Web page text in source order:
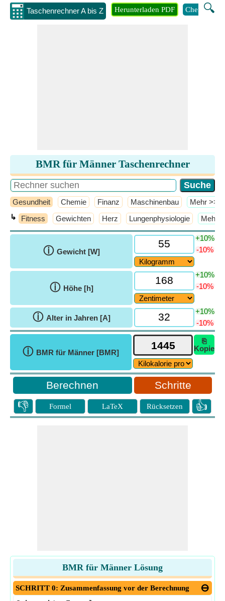
Taschenrechner A bis Z 🔍
Herunterladen PDF Chemie
BMR für Männer Taschenrechner
Gesundheit Chemie Finanz Maschinenbau ​Mehr >>
↳ Fitness Gewichten Herz Lungenphysiologie ​Mehr
ⓘ Gewicht [W]
+10%
-10%
ⓘ Höhe [h]
+10%
-10%
ⓘ Alter in Jahren [A]
+10%
-10%
ⓘ BMR für Männer [BMR]
⎘
Kopie
Schritte
👎 Formel LaTeX Rücksetzen 👍
BMR für Männer Lösung
SCHRITT 0: Zusammenfassung vor der Berechnung